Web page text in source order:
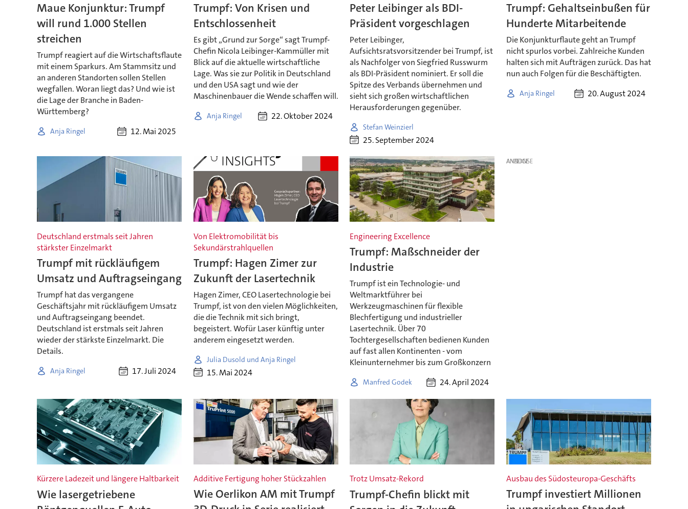
Maue Konjunktur: Trumpf
will rund 1.000 Stellen
streichen
Trumpf reagiert auf die Wirtschaftsflaute
mit einem Sparkurs. Am Stammsitz und
an anderen Standorten sollen Stellen
wegfallen. Woran liegt das? Und wie ist
die Lage der Branche in Baden-
Württemberg?
Anja Ringel 12. Mai 2025
Trumpf: Von Krisen und
Entschlossenheit
Es gibt „Grund zur Sorge“ sagt Trumpf-
Chefin Nicola Leibinger-Kammüller mit
Blick auf die aktuelle wirtschaftliche
Lage. Was sie zur Politik in Deutschland
und den USA sagt und wie der
Maschinenbauer die Wende schaffen will.
Anja Ringel 22. Oktober 2024
Peter Leibinger als BDI-
Präsident vorgeschlagen
Peter Leibinger,
Aufsichtsratsvorsitzender bei Trumpf, ist
als Nachfolger von Siegfried Russwurm
als BDI-Präsident nominiert. Er soll die
Spitze des Verbands übernehmen und
sieht sich großen wirtschaftlichen
Herausforderungen gegenüber.
Stefan Weinzierl
25. September 2024
Trumpf: Gehaltseinbußen für
Hunderte Mitarbeitende
Die Konjunkturflaute geht an Trumpf
nicht spurlos vorbei. Zahlreiche Kunden
halten sich mit Aufträgen zurück. Das hat
nun auch Folgen für die Beschäftigten.
Anja Ringel 20. August 2024
Deutschland erstmals seit Jahren
stärkster Einzelmarkt
Trumpf mit rückläufigem
Umsatz und Auftragseingang
Trumpf hat das vergangene
Geschäftsjahr mit rückläufigem Umsatz
und Auftragseingang beendet.
Deutschland ist erstmals seit Jahren
wieder der stärkste Einzelmarkt. Die
Details.
Anja Ringel 17. Juli 2024
Von Elektromobilität bis
Sekundärstrahlquellen
Trumpf: Hagen Zimer zur
Zukunft der Lasertechnik
Hagen Zimer, CEO Lasertechnologie bei
Trumpf, ist von den vielen Möglichkeiten,
die die Technik mit sich bringt,
begeistert. Wofür Laser künftig unter
anderem eingesetzt werden.
Julia Dusold und Anja Ringel
15. Mai 2024
Engineering Excellence
Trumpf: Maßschneider der
Industrie
Trumpf ist ein Technologie- und
Weltmarktführer bei
Werkzeugmaschinen für flexible
Blechfertigung und industrieller
Lasertechnik. Über 70
Tochtergesellschaften bedienen Kunden
auf fast allen Kontinenten - vom
Kleinunternehmer bis zum Großkonzern
Manfred Godek 24. April 2024
ANZEIGE
Kürzere Ladezeit und längere Haltbarkeit
Wie lasergetriebene
Additive Fertigung hoher Stückzahlen
Wie Oerlikon AM mit Trumpf
Trotz Umsatz-Rekord
Trumpf-Chefin blickt mit
Ausbau des Südosteuropa-Geschäfts
Trumpf investiert Millionen